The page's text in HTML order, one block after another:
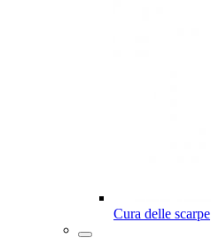
Cura delle scarpe